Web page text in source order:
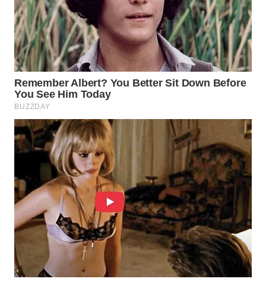
WN
TAPANULI
UTARA
WN
WN
PADANG
LAWAS
WN
SUMEDANG
WN
CIANJUR
WN
KEPULAUAN
SERIBU